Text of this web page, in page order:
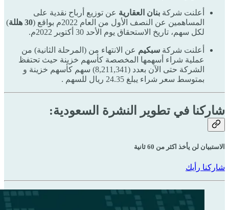
أعلنت شركة بنان العقارية عن توزيع أرباح نقدية على
المساهمين عن النصف الأول من العام 2022م بواقع (
30 هللة
)
لكل سهم، تاريخ الاستحقاق يوم الأحد 30 أكتوبر 2022م.
أعلنت شركة سبكيم عن الانتهاء من (المرحلة الثانية) من
عملية شراء أسهمها المخصصة كأسهم خزينة حيث تحتفظ
الشركة حتى الآن بعدد (8,211,341) سهم كأسهم خزينة و
بمتوسط سعر شراء يبلغ 24.35 ريال للسهم .
شاركنا في تطوير النشرة السعودية:
الاستبيان لن يأخذ اكثر من 60 ثانية
شاركنا رأيك